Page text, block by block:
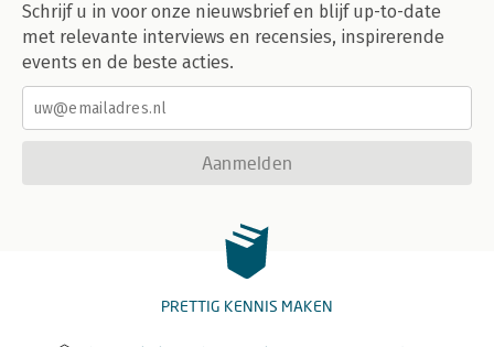
Schrijf u in voor onze nieuwsbrief en blijf up-to-date
met relevante interviews en recensies, inspirerende
events en de beste acties.
Aanmelden
PRETTIG KENNIS MAKEN